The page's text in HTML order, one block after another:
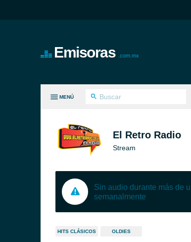
Emisoras .com.mx
MENÚ
El Retro Radio
Stream
Sin audio durante más de
semanalmente
HITS CLÁSICOS OLDIES